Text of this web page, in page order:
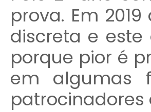
prova. Em
discreta e
porque pior é
em algumas
patrocinadores